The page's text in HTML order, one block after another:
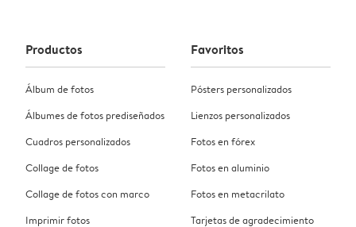
Productos
Álbum de fotos
Álbumes de fotos prediseñados
Cuadros personalizados
Collage de fotos
Collage de fotos con marco
Imprimir fotos
Favoritos
Pósters personalizados
Lienzos personalizados
Fotos en fórex
Fotos en aluminio
Fotos en metacrilato
Tarjetas de agradecimiento